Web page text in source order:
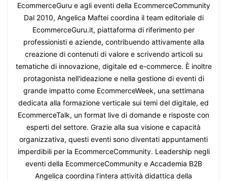
EcommerceGuru e agli eventi della EcommerceCommunity
Dal 2010, Angelica Maftei coordina il team editoriale di
EcommerceGuru.it, piattaforma di riferimento per
professionisti e aziende, contribuendo attivamente alla
creazione di contenuti di valore e scrivendo articoli su
tematiche di innovazione, digitale ed e-commerce. È inoltre
protagonista nell'ideazione e nella gestione di eventi di
grande impatto come EcommerceWeek, una settimana
dedicata alla formazione verticale sui temi del digitale, ed
EcommerceTalk, un format live di domande e risposte con
esperti del settore. Grazie alla sua visione e capacità
organizzativa, questi eventi sono diventati appuntamenti
imperdibili per la EcommerceCommunity. Leadership negli
eventi della EcommerceCommunity e Accademia B2B
Angelica coordina l’intera attività didattica della